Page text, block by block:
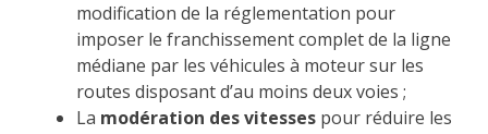
modification de la réglementation pour
imposer le franchissement complet de la ligne
médiane par les véhicules à moteur sur les
routes disposant d’au moins deux voies ;
La modération des vitesses pour réduire les